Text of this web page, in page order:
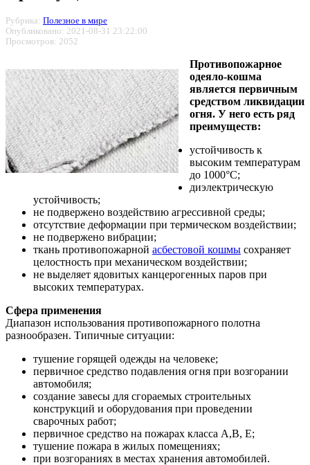
Рубрика: Полезное в мире
Опубликовано: 2021-08-31 23:22:00
Просмотров: 2052
Противопожарное
одеяло-кошма
является первичным
средством ликвидации
огня. У него есть ряд
преимуществ:
устойчивость к
высоким температурам
до 1000°С;
диэлектрическую
устойчивость;
не подвержено воздействию агрессивной среды;
отсутствие деформации при термическом воздействии;
не подвержено вибрации;
ткань противопожарной асбестовой кошмы сохраняет
целостность при механическом воздействии;
не выделяет ядовитых канцерогенных паров при
высоких температурах.
Сфера применения
Диапазон использования противопожарного полотна
разнообразен. Типичные ситуации:
тушение горящей одежды на человеке;
первичное средство подавления огня при возгорании
автомобиля;
создание завесы для сгораемых строительных
конструкций и оборудования при проведении
сварочных работ;
первичное средство на пожарах класса А,В, Е;
тушение пожара в жилых помещениях;
при возгораниях в местах хранения автомобилей.